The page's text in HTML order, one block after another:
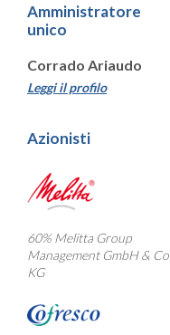
Amministratore
unico
Corrado Ariaudo
Leggi il profilo
Azionisti
60% Melitta Group
Management GmbH & Co.
KG